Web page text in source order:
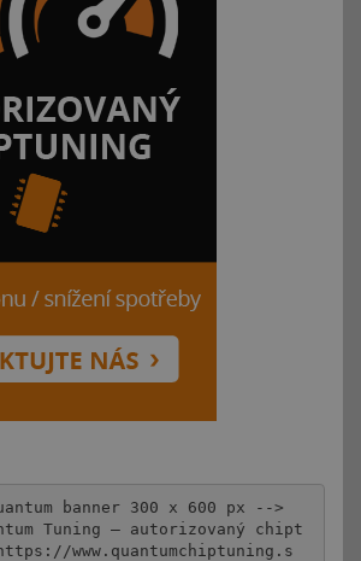
banner 300 x 600 px -->
Tuning – autorizovaný chipt
www.quantumchiptuning.s